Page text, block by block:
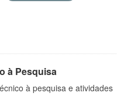
à Pesquisa
à pesquisa e atividades